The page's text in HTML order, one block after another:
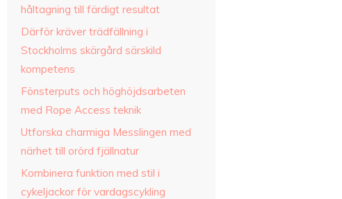
håltagning till färdigt resultat
Därför kräver trädfällning i
Stockholms skärgård särskild
kompetens
Fönsterputs och höghöjdsarbeten
med Rope Access teknik
Utforska charmiga Messlingen med
närhet till orörd fjällnatur
Kombinera funktion med stil i
cykeljackor för vardagscykling